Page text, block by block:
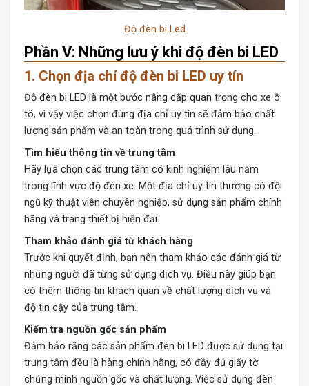
Độ đèn bi Led
Phần V: Những lưu ý khi độ đèn bi LED
1. Chọn địa chỉ độ đèn bi LED uy tín
Độ đèn bi LED là một bước nâng cấp quan trọng cho xe ô
tô, vì vậy việc chọn đúng địa chỉ uy tín sẽ đảm bảo chất
lượng sản phẩm và an toàn trong quá trình sử dụng.
Tìm hiểu thông tin về trung tâm
Hãy lựa chọn các trung tâm có kinh nghiệm lâu năm
trong lĩnh vực độ đèn xe. Một địa chỉ uy tín thường có đội
ngũ kỹ thuật viên chuyên nghiệp, sử dụng sản phẩm chính
hãng và trang thiết bị hiện đại.
Tham khảo đánh giá từ khách hàng
Trước khi quyết định, bạn nên tham khảo các đánh giá từ
những người đã từng sử dụng dịch vụ. Điều này giúp bạn
có thêm thông tin khách quan về chất lượng dịch vụ và
độ tin cậy của trung tâm.
Kiểm tra nguồn gốc sản phẩm
Đảm bảo rằng các sản phẩm đèn bi LED được sử dụng tại
trung tâm đều là hàng chính hãng, có đầy đủ giấy tờ
chứng minh nguồn gốc và chất lượng. Việc sử dụng đèn